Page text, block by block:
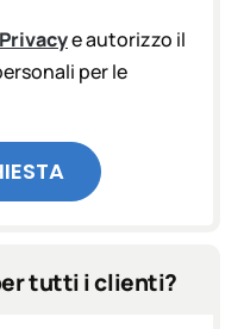
e autorizzo il
per le
tutti i clienti?